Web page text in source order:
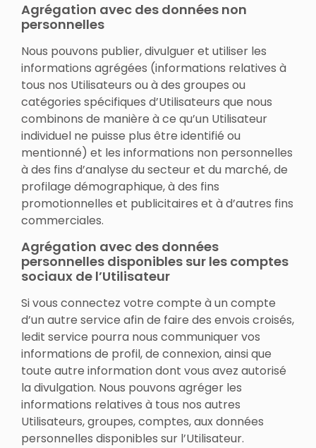
Agrégation avec des données non
personnelles
Nous pouvons publier, divulguer et utiliser les
informations agrégées (informations relatives à
tous nos Utilisateurs ou à des groupes ou
catégories spécifiques d’Utilisateurs que nous
combinons de manière à ce qu’un Utilisateur
individuel ne puisse plus être identifié ou
mentionné) et les informations non personnelles
à des fins d’analyse du secteur et du marché, de
profilage démographique, à des fins
promotionnelles et publicitaires et à d’autres fins
commerciales.
Agrégation avec des données
personnelles disponibles sur les comptes
sociaux de l’Utilisateur
Si vous connectez votre compte à un compte
d’un autre service afin de faire des envois croisés,
ledit service pourra nous communiquer vos
informations de profil, de connexion, ainsi que
toute autre information dont vous avez autorisé
la divulgation. Nous pouvons agréger les
informations relatives à tous nos autres
Utilisateurs, groupes, comptes, aux données
personnelles disponibles sur l’Utilisateur.